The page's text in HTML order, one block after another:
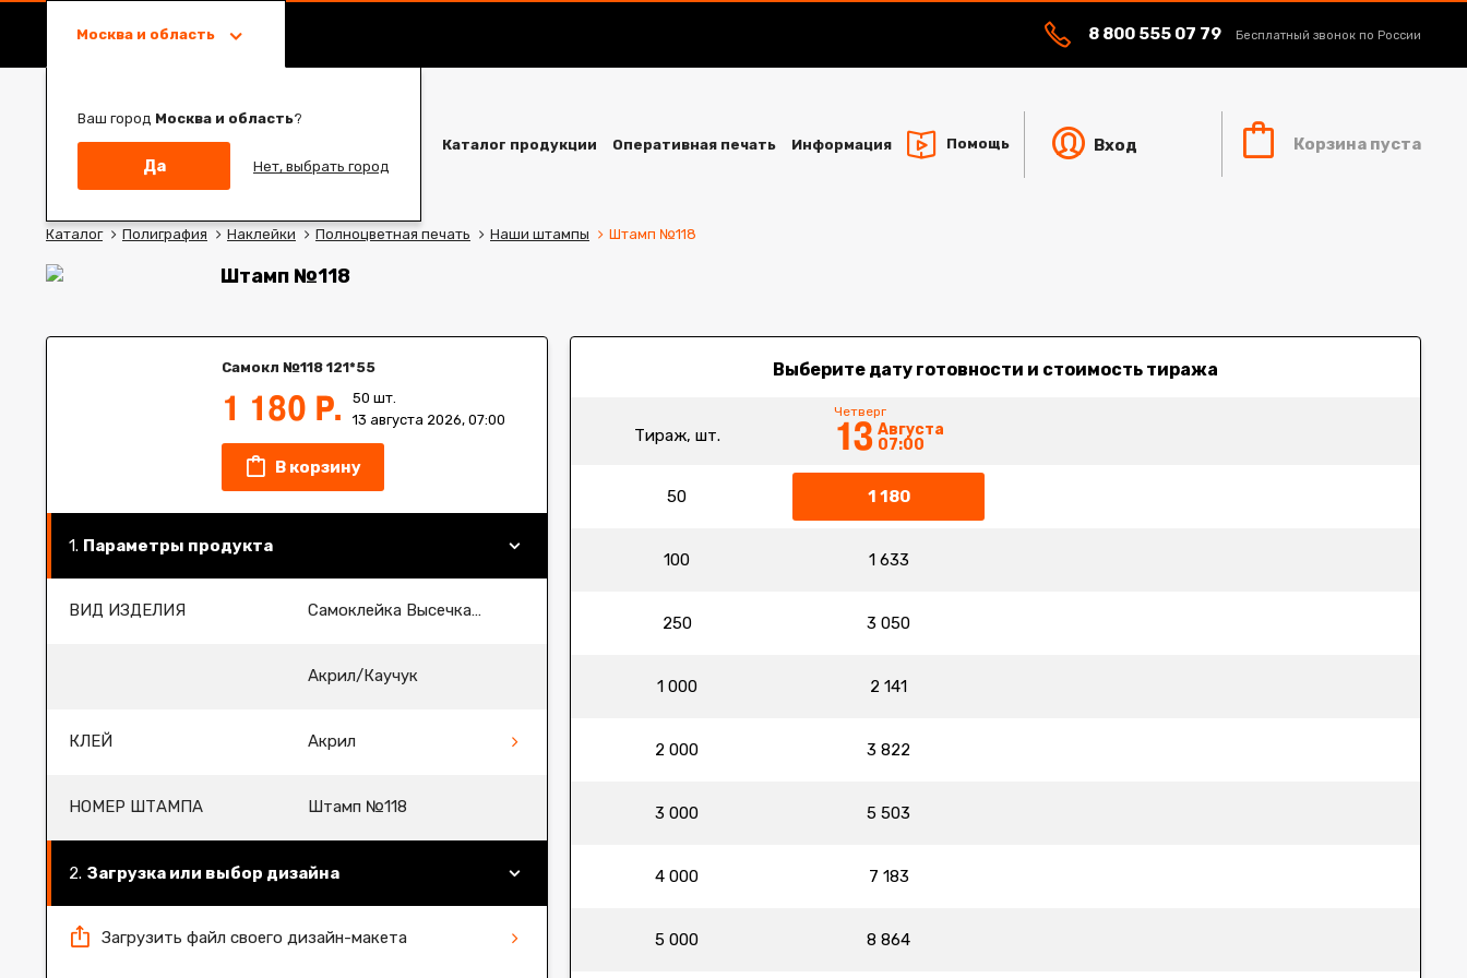
8 800 555 07 79 Бесплатный звонок по России
Москва и область
Ваш город Москва и область?
Да Нет, выбрать город
Корзина пуста
Вход
Каталог продукции Оперативная печать Информация Помощь
Каталог Полиграфия Наклейки Полноцветная печать Наши штампы Штамп №118
Штамп №118
Самокл №118 121*55
1 180 Р.
50 шт.
13 августа 2026, 07:00
В корзину
Параметры продукта
ВИД ИЗДЕЛИЯ Самоклейка Высечка туннельная
Акрил/Каучук
КЛЕЙ Акрил
НОМЕР ШТАМПА Штамп №118
Загрузка или выбор дизайна
Загрузить файл своего дизайн-макета
Выберите дату готовности и стоимость тиража
Тираж, шт.
Четверг
13 Августа
07:00
50 1 180
100 1 633
250 3 050
1 000 2 141
2 000 3 822
3 000 5 503
4 000 7 183
5 000 8 864